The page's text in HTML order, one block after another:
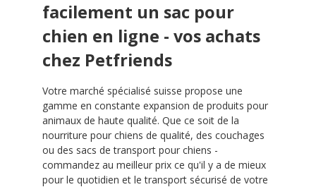
facilement un sac pour
chien en ligne - vos achats
chez Petfriends
Votre marché spécialisé suisse propose une
gamme en constante expansion de produits pour
animaux de haute qualité. Que ce soit de la
nourriture pour chiens de qualité, des couchages
ou des sacs de transport pour chiens -
commandez au meilleur prix ce qu'il y a de mieux
pour le quotidien et le transport sécurisé de votre